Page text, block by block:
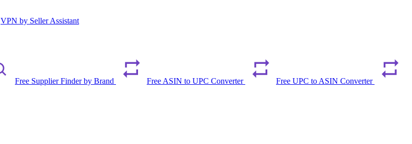
VPN by Seller Assistant
Free Supplier Finder by Brand Free ASIN to UPC Converter
Free UPC to ASIN Converter